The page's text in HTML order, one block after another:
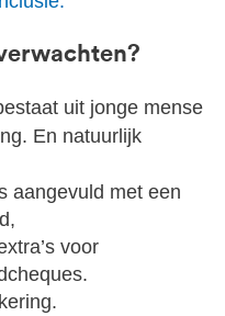
uit jonge mensen
En natuurlijk
aangevuld met een
voor